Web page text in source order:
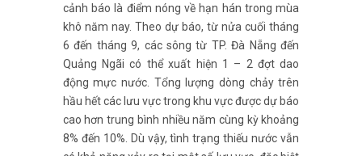
cảnh báo là điểm nóng về hạn hán trong mùa
khô năm nay. Theo dự báo, từ nửa cuối tháng
6 đến tháng 9, các sông từ TP. Đà Nẵng đến
Quảng Ngãi có thể xuất hiện 1 – 2 đợt dao
động mực nước. Tổng lượng dòng chảy trên
hầu hết các lưu vực trong khu vực được dự báo
cao hơn trung bình nhiều năm cùng kỳ khoảng
8% đến 10%. Dù vậy, tình trạng thiếu nước vẫn